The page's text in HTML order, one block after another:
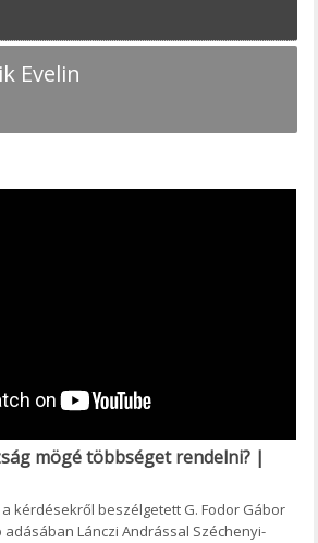
Evelin
mögé többséget rendelni? |
kérdésekről beszélgetett G. Fodor Gábor
Lánczi Andrással Széchenyi-